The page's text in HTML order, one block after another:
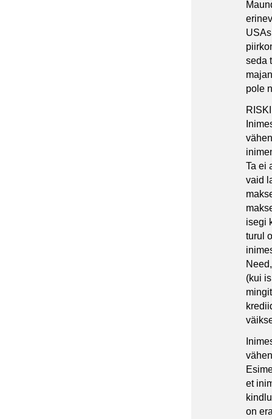
seda
pole
Ta ei
vaid
isegi
turul
(kui
et
on